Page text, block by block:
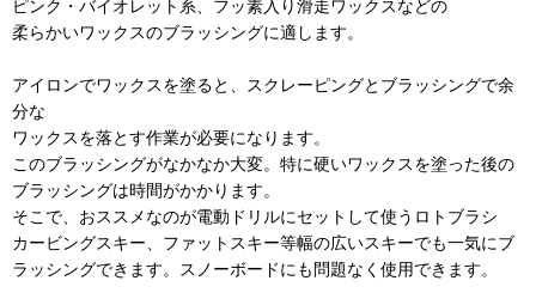
ピンク・バイオレット系、フッ素入り滑走ワックスなどの
柔らかいワックスのブラッシングに適します。
アイロンでワックスを塗ると、スクレーピングとブラッシングで余
分な
ワックスを落とす作業が必要になります。
このブラッシングがなかなか大変。特に硬いワックスを塗った後の
ブラッシングは時間がかかります。
そこで、おススメなのが電動ドリルにセットして使うロトブラシ
カービングスキー、ファットスキー等幅の広いスキーでも一気にブ
ラッシングできます。スノーボードにも問題なく使用できます。